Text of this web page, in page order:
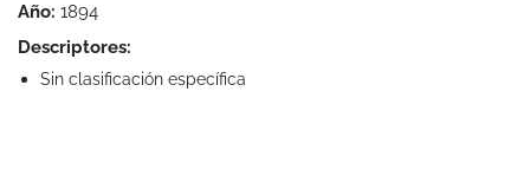
Año: 1894
Descriptores:
Sin clasificación específica